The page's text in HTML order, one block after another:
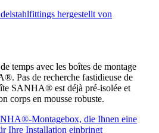
temps avec les boîtes de montage
Pas de recherche fastidieuse de
SANHA® est déjà pré-isolée et
corps en mousse robuste.